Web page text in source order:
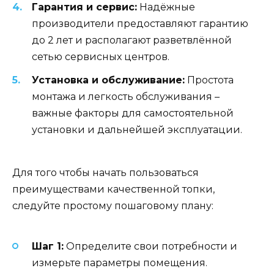
Гарантия и сервис: Надёжные
производители предоставляют гарантию
до 2 лет и располагают разветвлённой
сетью сервисных центров.
Установка и обслуживание: Простота
монтажа и легкость обслуживания –
важные факторы для самостоятельной
установки и дальнейшей эксплуатации.
Для того чтобы начать пользоваться
преимуществами качественной топки,
следуйте простому пошаговому плану:
Шаг 1: Определите свои потребности и
измерьте параметры помещения.